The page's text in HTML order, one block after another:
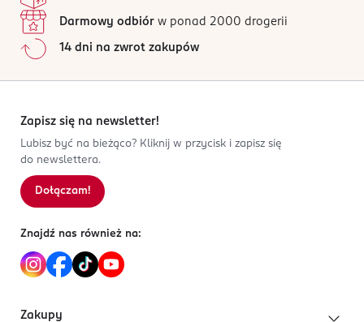
Darmowy odbiór w ponad 2000 drogerii
14 dni na zwrot zakupów
Zapisz się na newsletter!
Lubisz być na bieżąco? Kliknij w przycisk i zapisz się
do newslettera.
Dołączam!
Znajdź nas również na:
Zakupy